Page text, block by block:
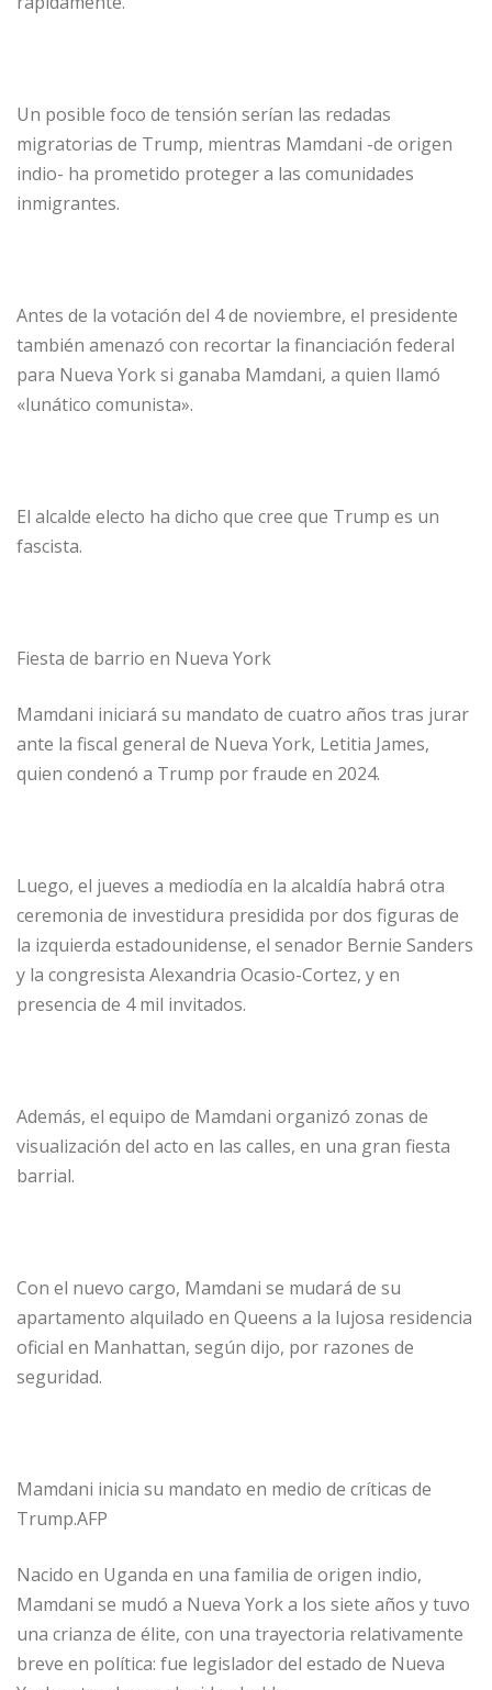
Un posible foco de tensión serían las redadas
migratorias de Trump, mientras Mamdani -de origen
indio- ha prometido proteger a las comunidades
inmigrantes.
Antes de la votación del 4 de noviembre, el presidente
también amenazó con recortar la financiación federal
para Nueva York si ganaba Mamdani, a quien llamó
«lunático comunista».
El alcalde electo ha dicho que cree que Trump es un
fascista.
Fiesta de barrio en Nueva York
Mamdani iniciará su mandato de cuatro años tras jurar
ante la fiscal general de Nueva York, Letitia James,
quien condenó a Trump por fraude en 2024.
Luego, el jueves a mediodía en la alcaldía habrá otra
ceremonia de investidura presidida por dos figuras de
la izquierda estadounidense, el senador Bernie Sanders
y la congresista Alexandria Ocasio-Cortez, y en
presencia de 4 mil invitados.
Además, el equipo de Mamdani organizó zonas de
visualización del acto en las calles, en una gran fiesta
barrial.
Con el nuevo cargo, Mamdani se mudará de su
apartamento alquilado en Queens a la lujosa residencia
oficial en Manhattan, según dijo, por razones de
seguridad.
Mamdani inicia su mandato en medio de críticas de
Trump.AFP
Nacido en Uganda en una familia de origen indio,
Mamdani se mudó a Nueva York a los siete años y tuvo
una crianza de élite, con una trayectoria relativamente
breve en política: fue legislador del estado de Nueva